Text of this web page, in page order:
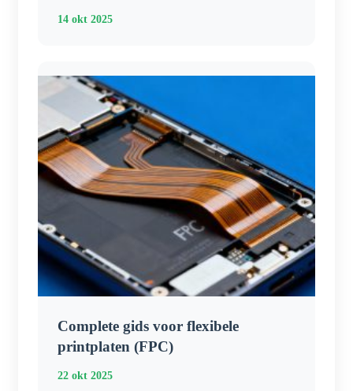
14 okt 2025
Complete gids voor flexibele
printplaten (FPC)
22 okt 2025